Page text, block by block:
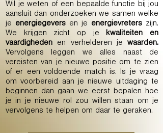
Wil je weten of een bepaalde functie bij jou
aansluit dan onderzoeken we samen welke
je energiegevers en je energievreters zijn.
We krijgen zicht op jekwaliteiten en
vaardigheden en verhelderen je waarden.
Vervolgens leggen we alles naast de
vereisten van je nieuwe positie om te zien
of er een voldoende match is. Is je vraag
om voorbereid aan je nieuwe uitdaging te
beginnen dan gaan we eerst bepalen hoe
je in je nieuwe rol zou willen staan om je
vervolgens te helpen om daar te geraken.